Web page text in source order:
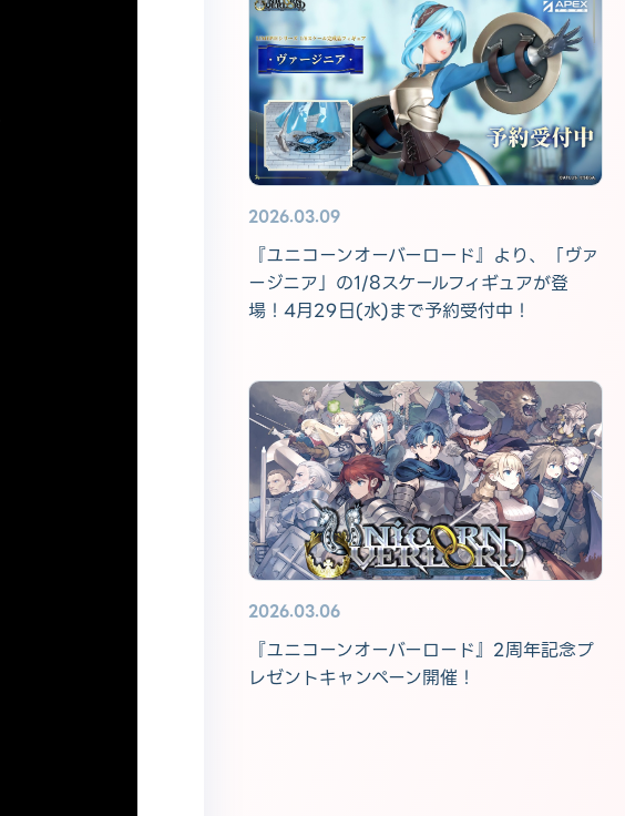
2026.03.09
『ユニコーンオーバーロード』より、「ヴァ
ージニア」の1/8スケールフィギュアが登
場！4月29日(水)まで予約受付中！
2026.03.06
『ユニコーンオーバーロード』2周年記念プ
レゼントキャンペーン開催！